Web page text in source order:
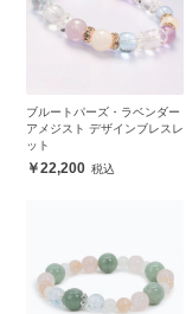
ブルートパーズ・ラベンダー
アメジスト デザインブレスレ
ット
22,200